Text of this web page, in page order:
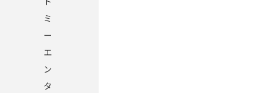
ミ
ー
エ
ン
タ